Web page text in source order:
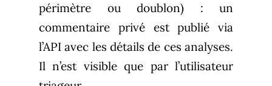
périmètre ou doublon) : un
commentaire privé est publié via
l’API avec les détails de ces analyses.
Il n’est visible que par l’utilisateur